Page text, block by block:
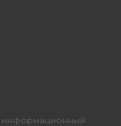
информационный